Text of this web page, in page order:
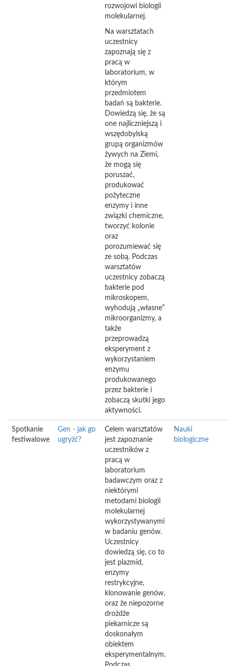
rozwojowi biologii
molekularnej.
Na warsztatach
uczestnicy
zapoznają się z
pracą w
laboratorium, w
którym
przedmiotem
badań są bakterie.
Dowiedzą się, że są
one najliczniejszą i
wszędobylską
grupą organizmów
żywych na Ziemi,
że mogą się
poruszać,
produkować
pożyteczne
enzymy i inne
związki chemiczne,
tworzyć kolonie
oraz
porozumiewać się
ze sobą. Podczas
warsztatów
uczestnicy zobaczą
bakterie pod
mikroskopem,
wyhodują „własne”
mikroorganizmy, a
także
przeprowadzą
eksperyment z
wykorzystaniem
enzymu
produkowanego
przez bakterie i
zobaczą skutki jego
aktywności.
Spotkanie
festiwalowe
Gen - jak go
ugryźć?
Celem warsztatów
jest zapoznanie
uczestników z
pracą w
laboratorium
badawczym oraz z
niektórymi
metodami biologii
molekularnej
wykorzystywanymi
w badaniu genów.
Uczestnicy
dowiedzą się, co to
jest plazmid,
enzymy
restrykcyjne,
klonowanie genów,
oraz że niepozorne
drożdże
piekarnicze są
doskonałym
obiektem
eksperymentalnym.
Nauki
biologiczne